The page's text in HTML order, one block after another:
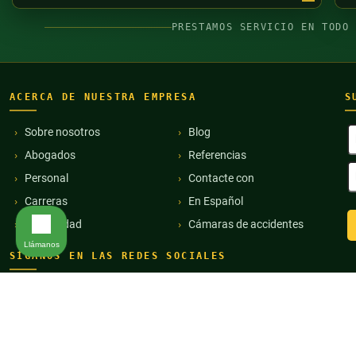
PRESTAMOS SERVICIO EN TODO
ACERCA DE NUESTRA EMPRESA
Sobre nosotros
Abogados
Personal
Carreras
Comunidad
Blog
Referencias
Contacte con
En Español
Cámaras de accidentes
SÍGANOS EN LAS REDES SOCIALES
Llámanos